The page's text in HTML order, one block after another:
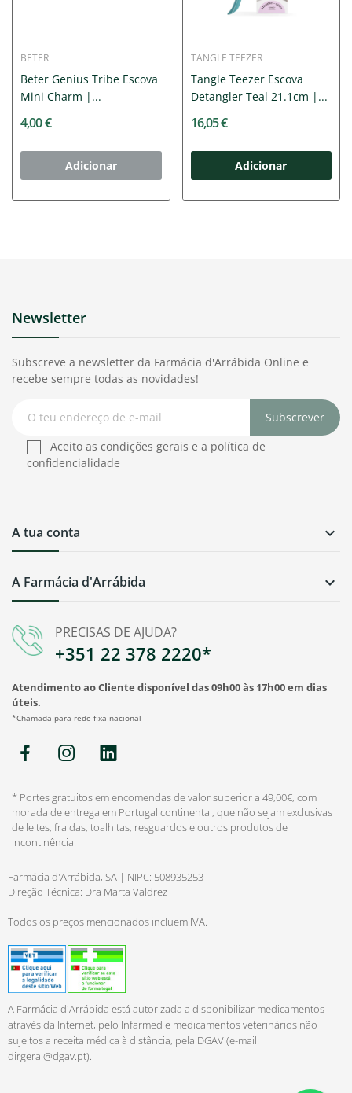
BETER
Beter Genius Tribe Escova
Mini Charm |...
4,00 €
Adicionar
TANGLE TEEZER
Tangle Teezer Escova
Detangler Teal 21.1cm |...
16,05 €
Adicionar
PRECISAS DE AJUDA?
+351 22 378 2220*
Atendimento ao Cliente disponível das 09h00 às 17h00 em dias
úteis.
*Chamada para rede fixa nacional
A Farmácia d'Arrábida 
A tua conta 
Newsletter
Subscreve a newsletter da Farmácia d'Arrábida Online e
recebe sempre todas as novidades!
Subscrever
Aceito as condições gerais e a política de
confidencialidade
* Portes gratuitos em encomendas de valor superior a 49,00€, com
morada de entrega em Portugal continental, que não sejam exclusivas
de leites, fraldas, toalhitas, resguardos e outros produtos de
incontinência.
Farmácia d'Arrábida, SA | NIPC: 508935253
Direção Técnica: Dra Marta Valdrez
Todos os preços mencionados incluem IVA.
A Farmácia d'Arrábida está autorizada a disponibilizar medicamentos
através da Internet, pelo Infarmed e medicamentos veterinários não
sujeitos a receita médica à distância, pela DGAV (e-mail:
dirgeral@dgav.pt).